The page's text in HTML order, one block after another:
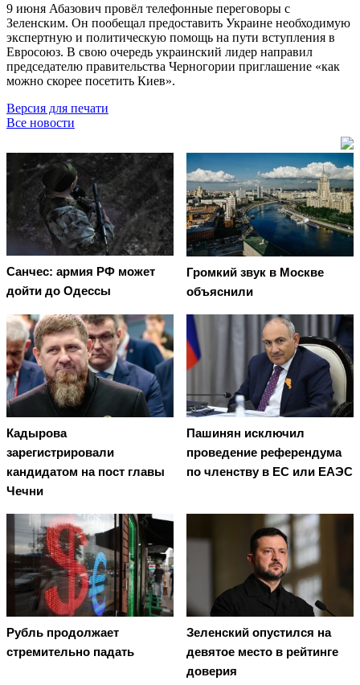
9 июня Абазович провёл телефонные переговоры с
Зеленским. Он пообещал предоставить Украине необходимую
экспертную и политическую помощь на пути вступления в
Евросоюз. В свою очередь украинский лидер направил
председателю правительства Черногории приглашение «как
можно скорее посетить Киев».
Версия для печати
Все новости
Санчес: армия РФ может
дойти до Одессы
Громкий звук в Москве
объяснили
Кадырова
зарегистрировали
кандидатом на пост главы
Чечни
Пашинян исключил
проведение референдума
по членству в ЕС или ЕАЭС
Рубль продолжает
стремительно падать
Зеленский опустился на
девятое место в рейтинге
доверия